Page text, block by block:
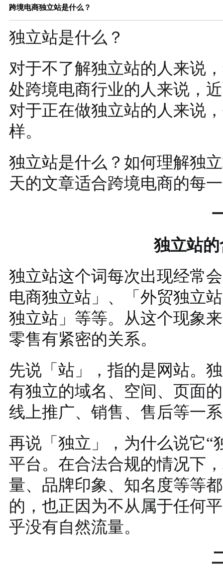
跨境电商独立站是什么？
独立站是什么？
对于不了解独立站的人来说
处跨境电商行业的人来说，
对于正在做独立站的人来说
样。
独立站是什么？如何理解独
天的文章适合跨境电商的每
独立站
独立站这个词每次出现经常
电商独立站」、「外贸独立
独立站」等等。从这个现象
零售有紧密的关系。
先说「站」，指的是网站。
有独立的域名、空间、页面
线上推广、销售、售后等一
再说「独立」，为什么说它“
平台。在合法合规的情况下
量、品牌印象、知名度等等
的，也正因为不从属于任何
乎没有自然流量。